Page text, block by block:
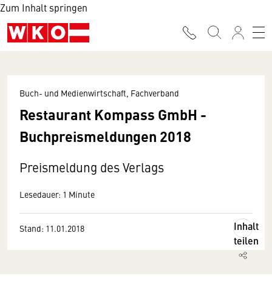
Zum Inhalt springen
Buch- und Medienwirtschaft, Fachverband
Restaurant Kompass GmbH -
Buchpreismeldungen 2018
Preismeldung des Verlags
Lesedauer: 1 Minute
Stand: 11.01.2018
Inhalt
teilen